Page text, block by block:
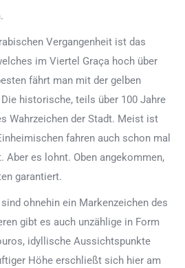
Vergangenheit ist das
im Viertel Graça hoch über
fährt man mit der gelben
historische, teils über 100 Jahre
Wahrzeichen der Stadt. Meist ist
fahren auch schon mal
Aber es lohnt. Oben angekommen,
garantiert.
ohnehin ein Markenzeichen des
gibt es auch unzählige in Form
idyllische Aussichtspunkte
Höhe erschließt sich hier am